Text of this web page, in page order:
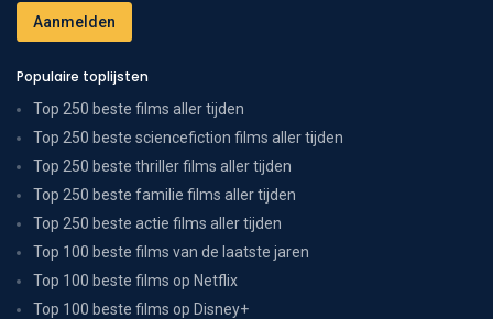
Populaire toplijsten
Top 250 beste films aller tijden
Top 250 beste sciencefiction films aller tijden
Top 250 beste thriller films aller tijden
Top 250 beste familie films aller tijden
Top 250 beste actie films aller tijden
Top 100 beste films van de laatste jaren
Top 100 beste films op Netflix
Top 100 beste films op Disney+